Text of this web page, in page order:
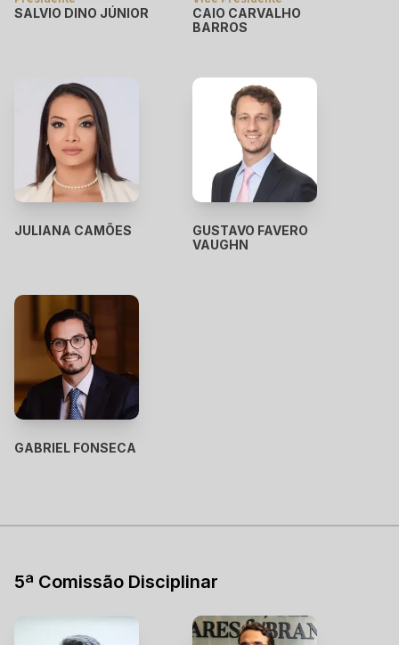
SALVIO DINO JÚNIOR
CAIO CARVALHO
BARROS
JULIANA CAMÕES
GUSTAVO FAVERO
VAUGHN
GABRIEL FONSECA
5ª Comissão Disciplinar